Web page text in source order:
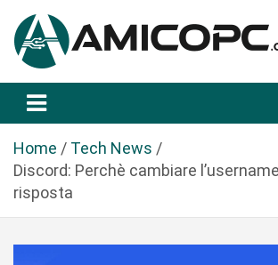
a
Amicopc.com
Home
Tech News
Discord: Perchè cambiare
risposta